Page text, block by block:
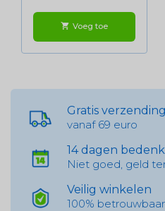
shopping_cart Voeg toe
Gratis
vanaf 69 euro
14 dagen
Niet goed, geld
Veilig winkelen
100% betrouwbaar